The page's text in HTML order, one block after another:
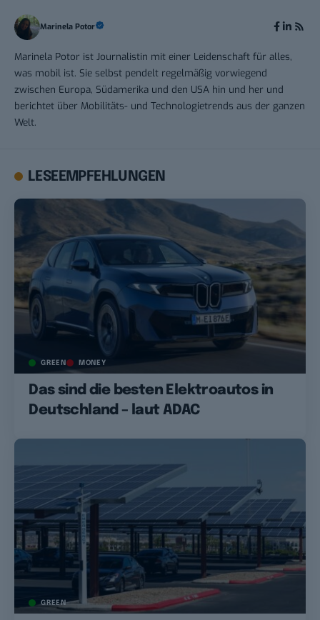
Marinela Potor
Marinela Potor ist Journalistin mit einer Leidenschaft für alles,
was mobil ist. Sie selbst pendelt regelmäßig vorwiegend
zwischen Europa, Südamerika und den USA hin und her und
berichtet über Mobilitäts- und Technologietrends aus der ganzen
Welt.
LESEEMPFEHLUNGEN
GREEN MONEY
Das sind die besten Elektroautos in
Deutschland – laut ADAC
GREEN